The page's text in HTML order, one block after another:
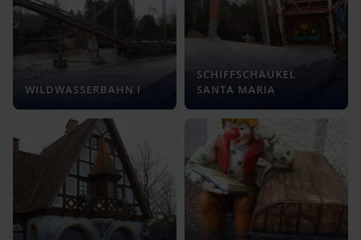
WILDWASSERBAHN I
SCHIFFSCHAUKEL
SANTA MARIA